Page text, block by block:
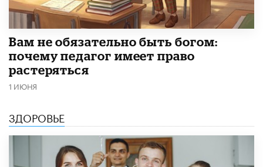
​Вам не обязательно быть богом:
почему педагог имеет право
растеряться
1 ИЮНЯ
ЗДОРОВЬЕ